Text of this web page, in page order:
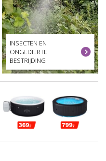
INSECTEN EN
ONGEDIERTE
BESTRIJDING